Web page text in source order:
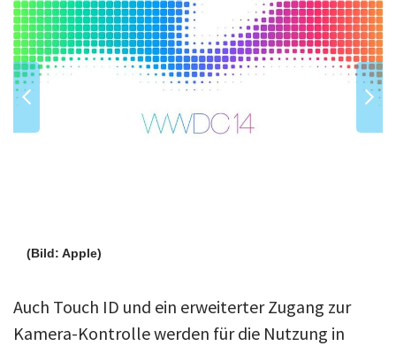
(Bild: Apple)
Auch Touch ID und ein erweiterter Zugang zur
Kamera-Kontrolle werden für die Nutzung in